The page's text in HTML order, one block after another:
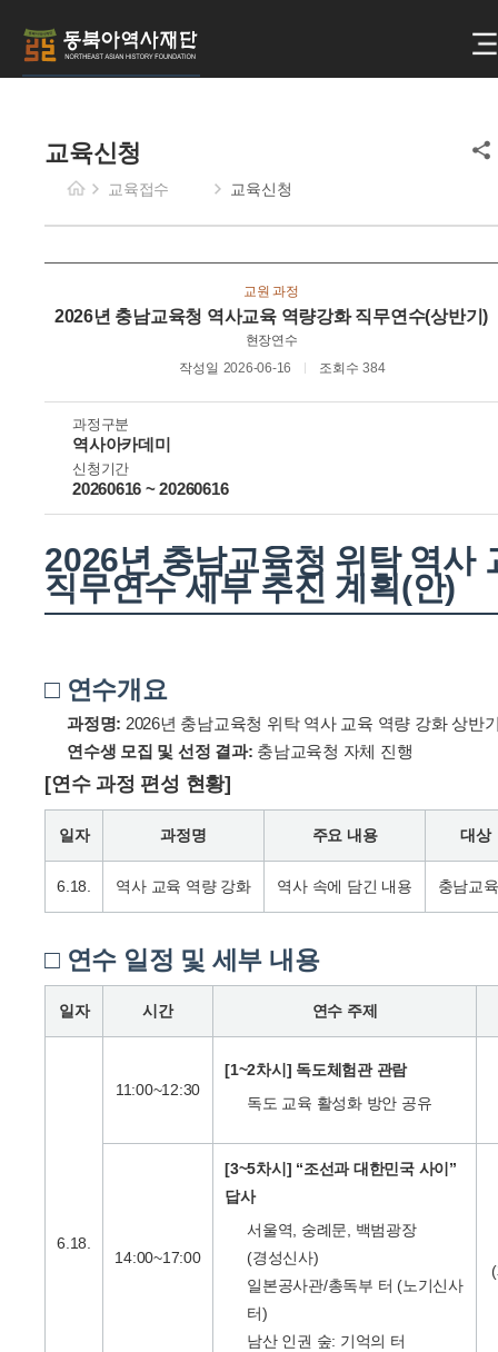
교육신청
교육접수 교육신청
교원 과정
2026년 충남교육청 역사교육 역량강화 직무연수(상반기)
현장연수
작성일 2026-06-16 조회수 384
과정구분
역사아카데미
신청기간
20260616 ~ 20260616
2026년 충남교육청 위탁 역사
직무연수 세부 추진 계획(안)
□ 연수개요
과정명: 2026년 충남교육청 위탁 역사 교육 역량 강화 상반
연수생 모집 및 선정 결과: 충남교육청 자체 진행
[연수 과정 편성 현황]
일자 과정명 주요 내용 대상
6.18. 역사 교육 역량 강화 역사 속에 담긴 내용 충남교
□ 연수 일정 및 세부 내용
일자 시간 연수 주제
6.18.
11:00~12:30
[1~2차시] 독도체험관 관람
독도 교육 활성화 방안 공유
14:00~17:00
[3~5차시] “조선과 대한민국 사이”
답사
서울역, 숭례문, 백범광장
(경성신사)
일본공사관/총독부 터 (노기신사
터)
남산 인권 숲: 기억의 터